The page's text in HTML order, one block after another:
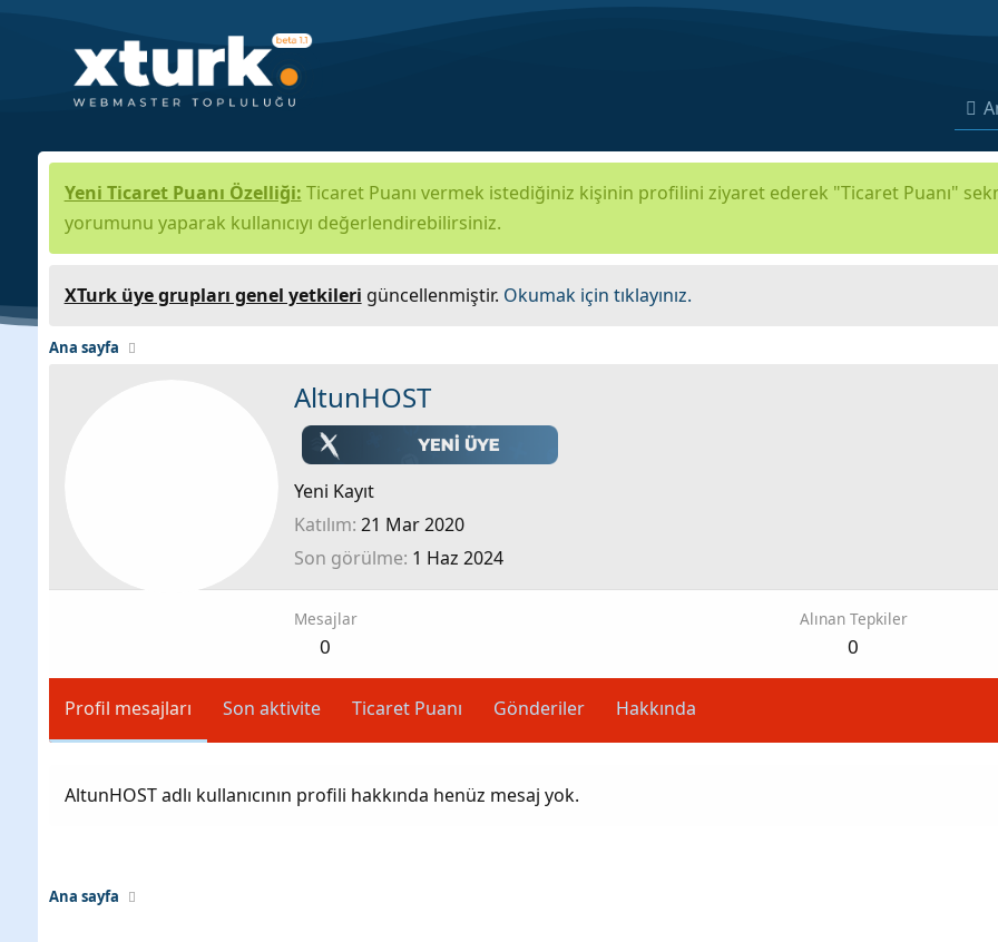
Yeni Ticaret Puanı Özelliği: Ticaret Puanı vermek istediğiniz kişinin profilini ziyaret ederek "Ticaret Puanı"
yorumunu yaparak kullanıcıyı değerlendirebilirsiniz.
XTurk üye grupları genel yetkileri güncellenmiştir. Okumak için tıklayınız.
Ana sayfa
AltunHOST
Yeni Kayıt
Katılım 21 Mar 2020
Son görülme 1 Haz 2024
Mesajlar
0
Alınan Tepkiler
0
Profil mesajları Son aktivite Ticaret Puanı Gönderiler Hakkında
AltunHOST adlı kullanıcının profili hakkında henüz mesaj yok.
Ana sayfa